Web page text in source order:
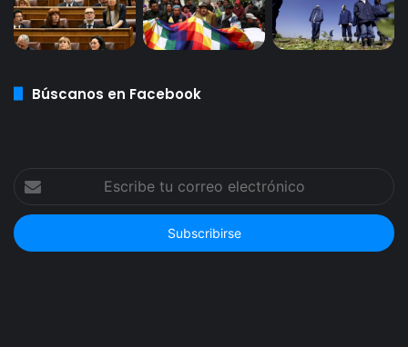
Búscanos en Facebook
tu
correo
electrónico